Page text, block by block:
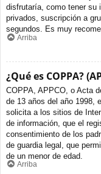
disfrutaría, como tener su
privados, suscripción a
segundos. Es muy
Arriba
¿Qué es COPPA?
COPPA, APPCO, o Acta
de 13 años del año 1998,
solicita a los sitios de
de información, que el
consentimiento de los
de guardia legal, que
de un menor de edad.
Arriba